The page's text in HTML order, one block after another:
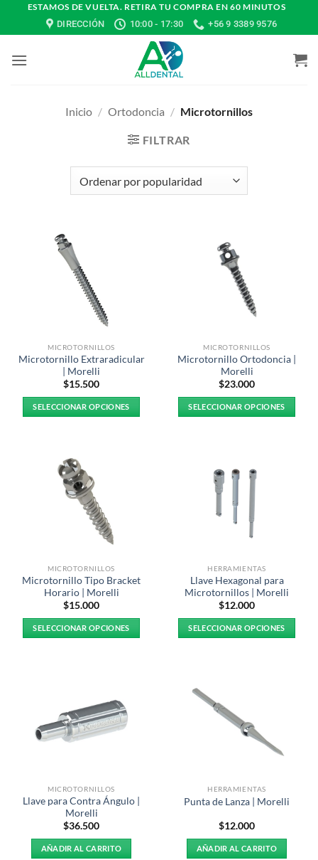
ESTAMOS DE VUELTA. RETIRA TU COMPRA EN 60 MINUTOS
DIRECCIÓN
10:00 - 17:30 +56 9 3389 9576
Inicio / Ortodoncia / Microtornillos
FILTRAR
MICROTORNILLOS
Microtornillo Extraradicular
| Morelli
$15.500
SELECCIONAR OPCIONES
múltiples
variantes.
Las
opciones
pueden
en
la
página
de
producto
MICROTORNILLOS
Microtornillo Ortodoncia |
Morelli
$23.000
SELECCIONAR OPCIONES
múltiples
variantes.
opciones
se
en
la
página
de
producto
MICROTORNILLOS
Microtornillo Tipo Bracket
Horario | Morelli
$15.000
SELECCIONAR OPCIONES
variantes.
Las
opciones
en
página
de
producto
HERRAMIENTAS
Llave Hexagonal para
Microtornillos | Morelli
$12.000
SELECCIONAR OPCIONES
Las
opciones
en
la
página
de
producto
MICROTORNILLOS
Llave para Contra Ángulo |
Morelli
$36.500
AÑADIR AL CARRITO
HERRAMIENTAS
Punta de Lanza | Morelli
$12.000
AÑADIR AL CARRITO